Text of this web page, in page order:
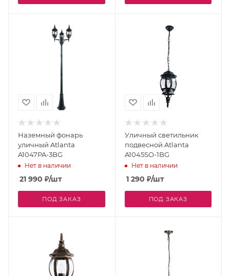
Наземный фонарь
уличный Atlanta
A1047PA-3BG
Нет в наличии
21 990 ₽/шт
ПОД ЗАКАЗ
Уличный светильник
подвесной Atlanta
A1045SO-1BG
Нет в наличии
1 290 ₽/шт
ПОД ЗАКАЗ